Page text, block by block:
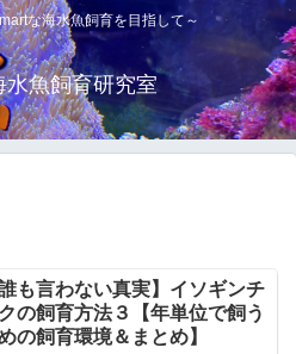
な海水魚飼育を目指して～
水魚飼育研究室
誰も言わない真実】イソギンチ
の飼育方法３【年単位で飼う
の飼育環境＆まとめ】